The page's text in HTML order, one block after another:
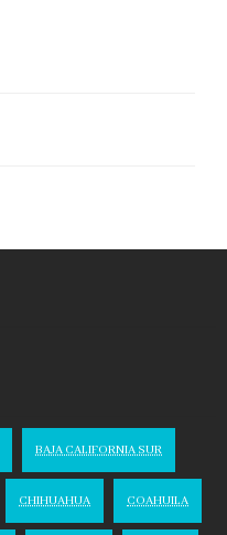
BAJA CALIFORNIA SUR
CHIHUAHUA COAHUILA